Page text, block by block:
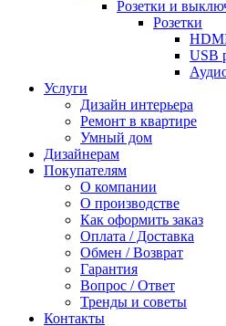
Розетки и
Розетки
USB
Услуги
Дизайн интерьера
Ремонт в квартире
Умный дом
Дизайнерам
Покупателям
О компании
О производстве
Как оформить заказ
Оплата / Доставка
Обмен / Возврат
Гарантия
Вопрос / Ответ
Тренды и советы
Контакты